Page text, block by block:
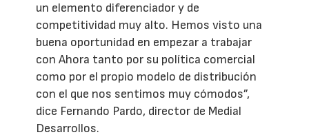
un elemento diferenciador y de
competitividad muy alto. Hemos visto una
buena oportunidad en empezar a trabajar
con Ahora tanto por su política comercial
como por el propio modelo de distribución
con el que nos sentimos muy cómodos”,
dice Fernando Pardo, director de Medial
Desarrollos.